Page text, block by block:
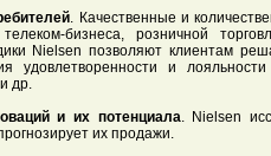
. Качественные и
бизнеса, розничной
Nielsen позволяют клиентам
удовлетворенности и лояльности
др.
и их потенциала . Nielsen
их продажи.